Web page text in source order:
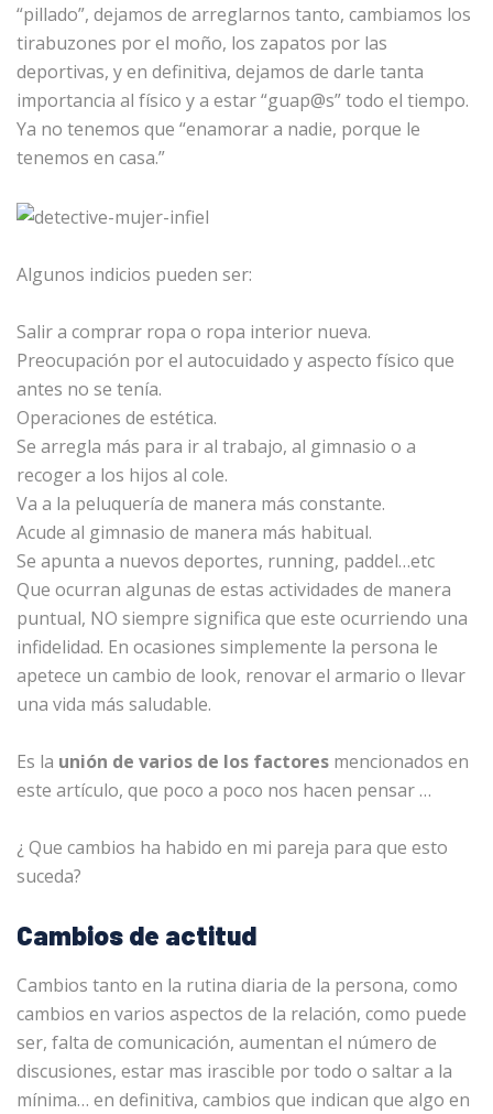
“pillado”, dejamos de arreglarnos tanto, cambiamos los
tirabuzones por el moño, los zapatos por las
deportivas, y en definitiva, dejamos de darle tanta
importancia al físico y a estar “guap@s” todo el tiempo.
Ya no tenemos que “enamorar a nadie, porque le
tenemos en casa.”
Algunos indicios pueden ser:
Salir a comprar ropa o ropa interior nueva.
Preocupación por el autocuidado y aspecto físico que
antes no se tenía.
Operaciones de estética.
Se arregla más para ir al trabajo, al gimnasio o a
recoger a los hijos al cole.
Va a la peluquería de manera más constante.
Acude al gimnasio de manera más habitual.
Se apunta a nuevos deportes, running, paddel…etc
Que ocurran algunas de estas actividades de manera
puntual, NO siempre significa que este ocurriendo una
infidelidad. En ocasiones simplemente la persona le
apetece un cambio de look, renovar el armario o llevar
una vida más saludable.
Es la unión de varios de los factores mencionados en
este artículo, que poco a poco nos hacen pensar …
¿ Que cambios ha habido en mi pareja para que esto
suceda?
Cambios de actitud
Cambios tanto en la rutina diaria de la persona, como
cambios en varios aspectos de la relación, como puede
ser, falta de comunicación, aumentan el número de
discusiones, estar mas irascible por todo o saltar a la
mínima… en definitiva, cambios que indican que algo en